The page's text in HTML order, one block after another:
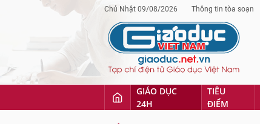
Chủ Nhật 09/08/2026 Thông tin tòa soạn
GIÁO DỤC
24H
TIÊU
ĐIỂM